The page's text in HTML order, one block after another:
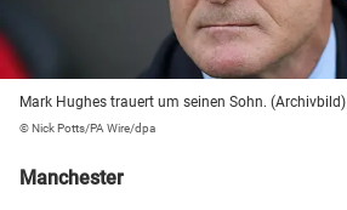
Mark Hughes trauert um seinen Sohn. (Archivbild)
© Nick Potts/PA Wire/dpa
Manchester